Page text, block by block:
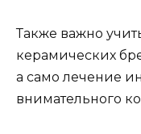
Также важно
керамических
а само лечение
внимательного